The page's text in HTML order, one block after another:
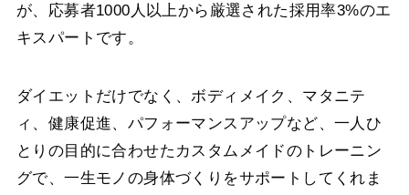
が、応募者1000人以上から厳選された採用率3%のエ
キスパートです。
ダイエットだけでなく、ボディメイク、マタニテ
ィ、健康促進、パフォーマンスアップなど、一人ひ
とりの目的に合わせたカスタムメイドのトレーニン
グで、一生モノの身体づくりをサポートしてくれま